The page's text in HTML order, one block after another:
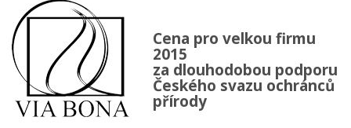
Cena pro velkou firmu
2015
za dlouhodobou podporu
Českého svazu ochránců
přírody